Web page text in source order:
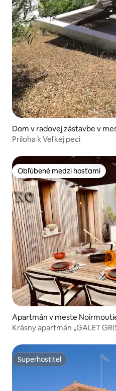
Dom v radovej zástavbe v
l'Île
Príloha k Veľkej peci
Obľúbené medzi hosťami
Obľúbené medzi hosťami
Apartmán v meste
Krásny apartmán
Superhostiteľ
Superhostiteľ